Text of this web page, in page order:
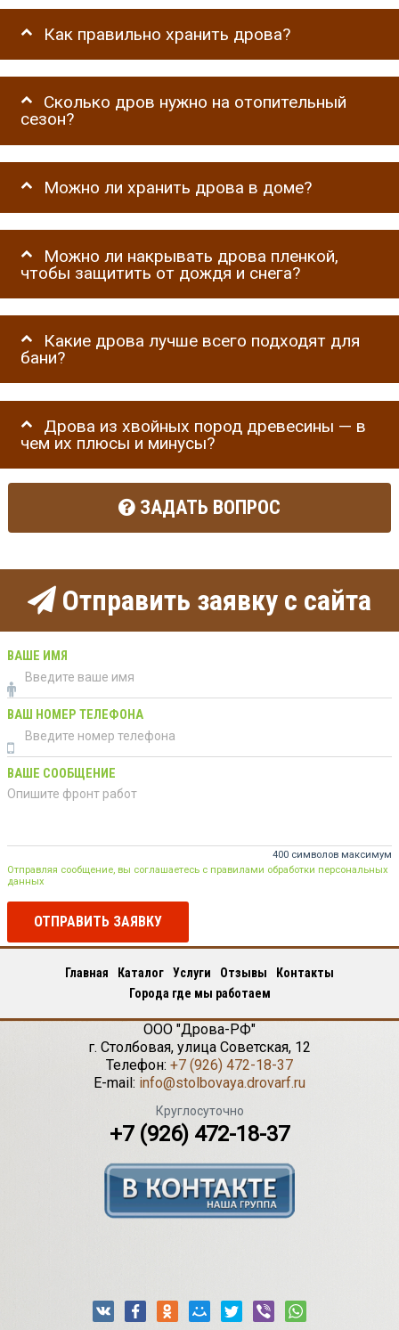
Как правильно хранить дрова?
Сколько дров нужно на отопительный
сезон?
Можно ли хранить дрова в доме?
Можно ли накрывать дрова пленкой,
чтобы защитить от дождя и снега?
Какие дрова лучше всего подходят для
бани?
Дрова из хвойных пород древесины — в
чем их плюсы и минусы?
ЗАДАТЬ ВОПРОС
Отправить заявку с сайта
ВАШЕ ИМЯ
ВАШ НОМЕР ТЕЛЕФОНА
ВАШЕ СООБЩЕНИЕ
400 символов максимум
Отправляя сообщение, вы соглашаетесь с правилами обработки персональных
данных
ОТПРАВИТЬ ЗАЯВКУ
Главная Каталог Услуги Отзывы
Контакты
Города где мы работаем
ООО "Дрова-РФ"
г. Столбовая, улица Советская, 12
Телефон: +7 (926) 472-18-37
E-mail: info@stolbovaya.drovarf.ru
Круглосуточно
+7 (926) 472-18-37